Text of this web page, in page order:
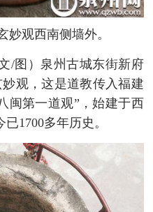
妙观西南侧墙外。
/图）泉州古城东街新府
观，这是道教传入福建
闽第一道观”，始建于西
1700多年历史。